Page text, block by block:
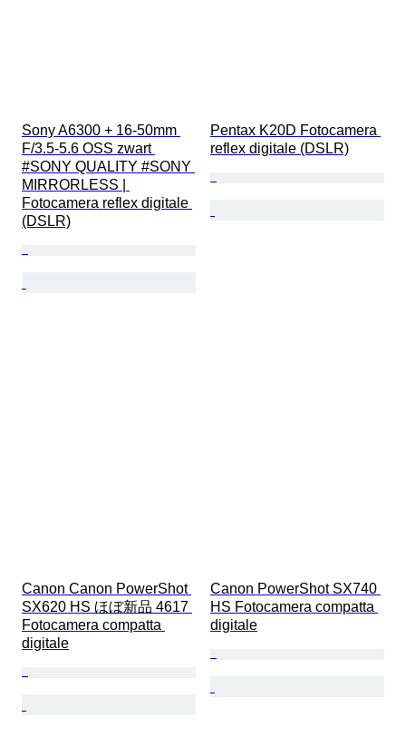
Sony A6300 + 16-50mm
F/3.5-5.6 OSS zwart
#SONY QUALITY #SONY
MIRRORLESS |
Fotocamera reflex digitale
(DSLR)
Pentax K20D Fotocamera
reflex digitale (DSLR)
Canon Canon PowerShot
SX620 HS ほぼ新品 4617
Fotocamera compatta
digitale
Canon PowerShot SX740
HS Fotocamera compatta
digitale